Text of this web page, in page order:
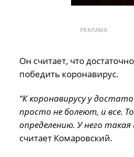
РЕКЛАМА
Он считает, что
победить коронавирус.
“К коронавирусу у
просто не болеют, и все.
определению. У него
считает Комаровский.